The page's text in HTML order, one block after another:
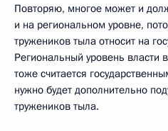
Повторяю, многое может и
и на региональном уровне,
тружеников тыла относит на
Региональный уровень власти
тоже считается
нужно будет дополнительно
тружеников тыла.